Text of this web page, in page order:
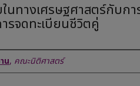
นทางเศรษฐศาสตร์กับก
รจดทะเบียนชีวิตคู่
น, คณะนิติศาสตร์